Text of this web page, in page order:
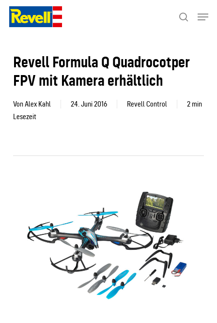
Skip
main
search
Menu
Revell Formula Q Quadrocotper
FPV mit Kamera erhältlich
VonAlex Kahl 24. Juni 2016 Revell Control
2 min
Lesezeit